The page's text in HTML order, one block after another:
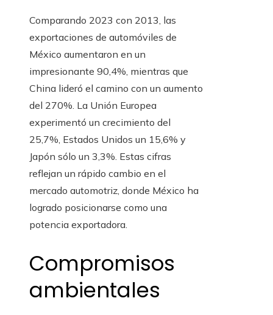
Comparando 2023 con 2013, las
exportaciones de automóviles de
México aumentaron en un
impresionante 90,4%, mientras que
China lideró el camino con un aumento
del 270%. La Unión Europea
experimentó un crecimiento del
25,7%, Estados Unidos un 15,6% y
Japón sólo un 3,3%. Estas cifras
reflejan un rápido cambio en el
mercado automotriz, donde México ha
logrado posicionarse como una
potencia exportadora.
Compromisos
ambientales